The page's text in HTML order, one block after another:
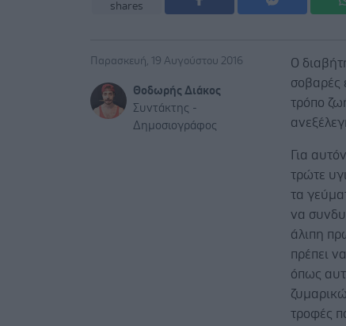
shares
Παρασκευή, 19 Αυγούστου 2016
Θοδωρής Διάκος
Συντάκτης -
Δημοσιογράφος
Ο
σοβαρές
τρόπο
Για
τρώτε
τα
να
άλιπη
πρέπει
όπως
τροφές